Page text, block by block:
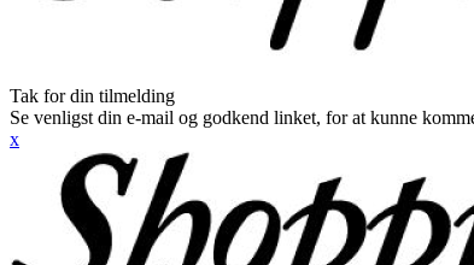
Tak for din tilmelding
Se venligst din e-mail og godkend linket, for at kunne
x